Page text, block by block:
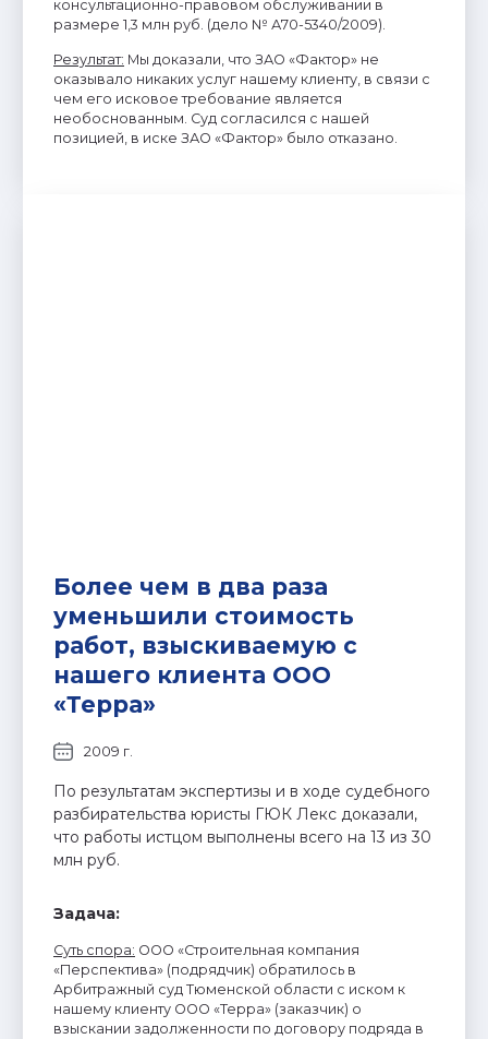
консультационно-правовом обслуживании в
размере 1,3 млн руб. (дело № А70-5340/2009).
Результат: Мы доказали, что ЗАО «Фактор» не
оказывало никаких услуг нашему клиенту, в связи с
чем его исковое требование является
необоснованным. Суд согласился с нашей
позицией, в иске ЗАО «Фактор» было отказано.
Более чем в два раза
уменьшили стоимость
работ, взыскиваемую с
нашего клиента ООО
«Терра»
По результатам экспертизы и в ходе судебного
разбирательства юристы ГЮК Лекс доказали,
что работы истцом выполнены всего на 13 из 30
млн руб.
2009 г.
Задача:
Суть спора: ООО «Строительная компания
«Перспектива» (подрядчик) обратилось в
Арбитражный суд Тюменской области с иском к
нашему клиенту ООО «Терра» (заказчик) о
взыскании задолженности по договору подряда в